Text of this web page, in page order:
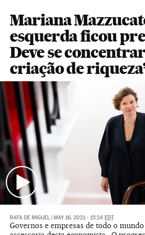
Mariana
esquerda ficou
Deve se
criação de
RAFA DE MIGUEL MAY 16, 2021 - 15:24 EDT
Governos e empresas de todo o